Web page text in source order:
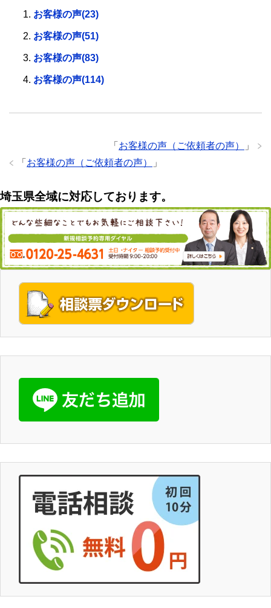
お客様の声(23)
お客様の声(51)
お客様の声(83)
お客様の声(114)
「 お客様の声（ご依頼者の声）
」
「 お客様の声（ご依頼者の声） 」
埼玉県全域に対応しております。